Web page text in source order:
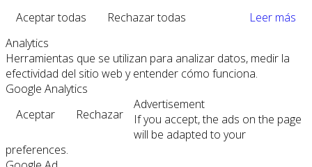
Aceptar todas
Rechazar todas
Leer más
Analytics
Herramientas que se utilizan para analizar datos, medir la
efectividad del sitio web y entender cómo funciona.
Google Analytics
Aceptar
Rechazar
Advertisement
If you accept, the ads on the page
will be adapted to your
preferences.